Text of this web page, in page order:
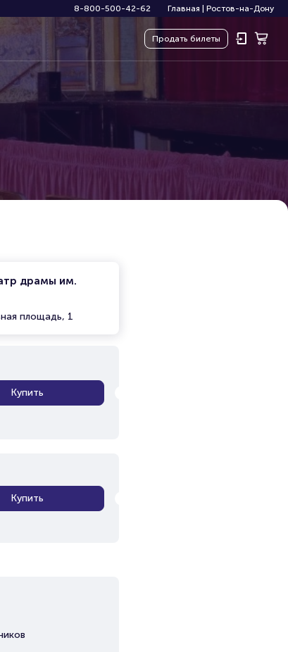
8-800-500-42-62 Главная Ростов-на-Дону
Продать билеты
драмы им.
площадь, 1
Купить
Купить